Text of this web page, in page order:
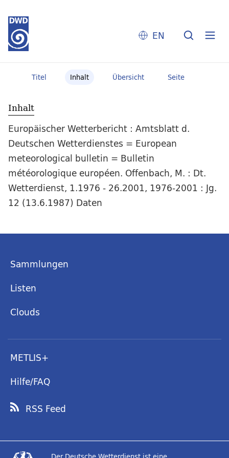
EN
Titel Inhalt Übersicht Seite
Inhalt
Europäischer Wetterbericht : Amtsblatt d.
Deutschen Wetterdienstes = European
meteorological bulletin = Bulletin
météorologique européen. Offenbach, M. : Dt.
Wetterdienst, 1.1976 - 26.2001, 1976-2001 : Jg.
12 (13.6.1987) Daten
Sammlungen
Listen
Clouds
METLIS+
Hilfe/FAQ
RSS Feed